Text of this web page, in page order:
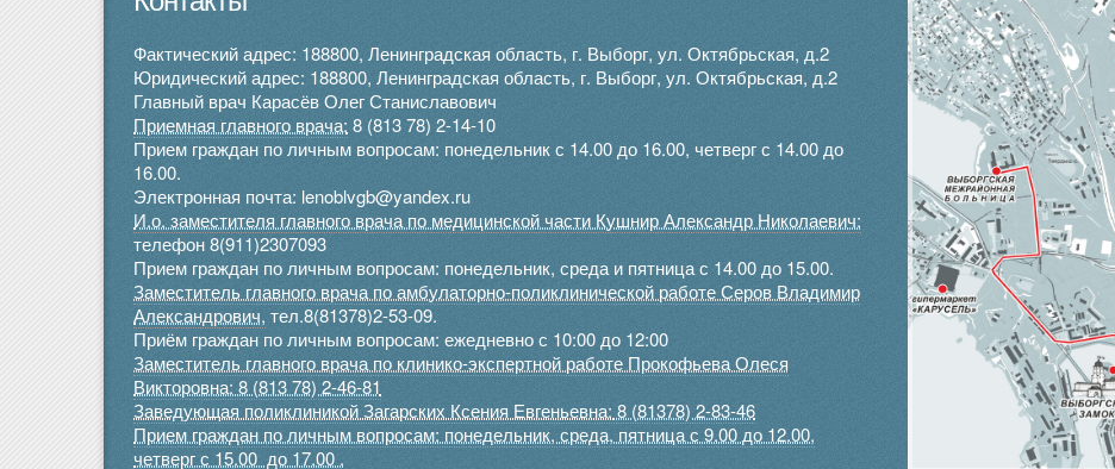
Фактический адрес: 188800, Ленинградская область, г. Выборг, ул. Октябрьская, д.2
Юридический адрес: 188800, Ленинградская область, г. Выборг, ул. Октябрьская, д.2
Главный врач Карасёв Олег Станиславович
Приемная главного врача: 8 (813 78) 2-14-10
Прием граждан по личным вопросам: понедельник с 14.00 до 16.00, четверг с 14.00 до
16.00.
Электронная почта: lenoblvgb@yandex.ru
И.о. заместителя главного врача по медицинской части Кушнир Александр Николаевич:
телефон 8(911)2307093
Прием граждан по личным вопросам: понедельник, среда и пятница с 14.00 до 15.00.
Заместитель главного врача по амбулаторно-поликлинической работе Серов Владимир
Александрович, тел.8(81378)2-53-09.
Приём граждан по личным вопросам: ежедневно с 10:00 до 12:00
Заместитель главного врача по клинико-экспертной работе Прокофьева Олеся
Викторовна: 8 (813 78) 2-46-81
Заведующая поликлиникой Загарских Ксения Евгеньевна: 8 (81378) 2-83-46
Прием граждан по личным вопросам: понедельник, среда, пятница с 9.00 до 12.00,
четверг с 15.00 до 17.00 .